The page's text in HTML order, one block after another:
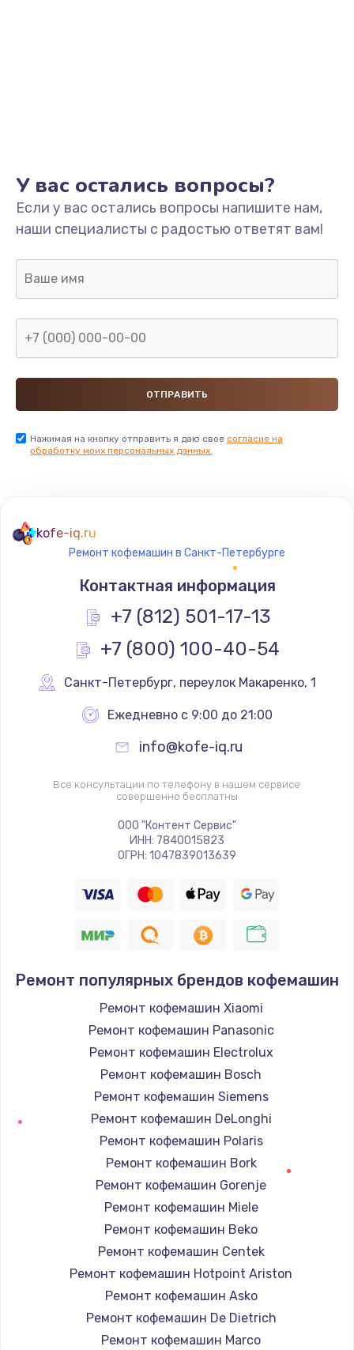
от 550 руб.
Заказать
Замена микросхемы зарядки
Замена микросхемы NFC
Заказать
Замена SIM-карты
от 550 руб.
Ремонт мембраны
Заказать
от 880 руб.
Заказать
Замена микросхемы Bluetooth
Заказать
от 550 руб.
Заказать
от 880 руб.
Заказать
Ремонт динамика
от 550 руб.
Заказать
Ремонт микросхемы питания
от 1100 руб.
Заказать
Замена задней крышки
от 550 руб.
Заказать
Ремонт вибромотора
от 550 руб.
У вас остались вопросы?
Если у вас остались вопросы напишите нам,
наши специалисты с радостью ответят вам!
Нажимая на кнопку отправить я даю свое согласие на
обработку моих персональных данных.
kofe-iq.ru
Ремонт кофемашин в Санкт-Петербурге
Контактная информация
+7 (812) 501-17-13
+7 (800) 100-40-54
Санкт-Петербург, переулок Макаренко, 1
Ежедневно с 9:00 до 21:00
info@kofe-iq.ru
Все консультации по телефону в нашем сервисе
совершенно бесплатны
ООО "Контент Сервис"
ИНН: 7840015823
ОГРН: 1047839013639
Ремонт популярных брендов кофемашин
Ремонт кофемашин Xiaomi
Ремонт кофемашин Panasonic
Ремонт кофемашин Electrolux
Ремонт кофемашин Bosch
Ремонт кофемашин Siemens
Ремонт кофемашин DeLonghi
Ремонт кофемашин Polaris
Ремонт кофемашин Bork
Ремонт кофемашин Gorenje
Ремонт кофемашин Miele
Ремонт кофемашин Beko
Ремонт кофемашин Centek
Ремонт кофемашин Hotpoint Ariston
Ремонт кофемашин Asko
Ремонт кофемашин De Dietrich
Ремонт кофемашин Marco